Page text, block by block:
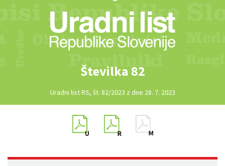
Številka 82
Uradni list RS, št. 82/2023 z dne 28. 7. 2023